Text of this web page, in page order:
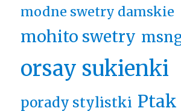
modne swetry damskie
mohito swetry
orsay sukienki
porady stylistki Ptak